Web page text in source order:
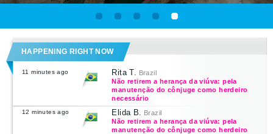
HAPPENING RIGHT NOW
11 minutes ago Rita T. Brazil
Não retirem a herança da viúva: pela
manutenção do cônjuge como herdeiro
necessário
12 minutes ago Elida B. Brazil
Não retirem a herança da viúva: pela
manutenção do cônjuge como herdeiro